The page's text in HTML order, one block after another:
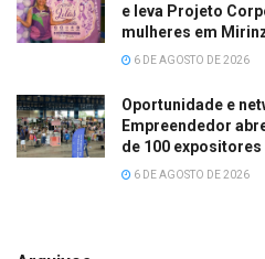
e leva Projeto
mulheres em
6 DE AGOSTO DE 2026
Oportunidade e
Empreendedor
de 100
6 DE AGOSTO DE 2026